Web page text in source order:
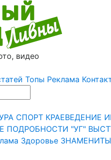
видео
Топы Реклама
СПОРТ КРАЕВЕДЕНИЕ
ПОДРОБНОСТИ "УГ"
Здоровье